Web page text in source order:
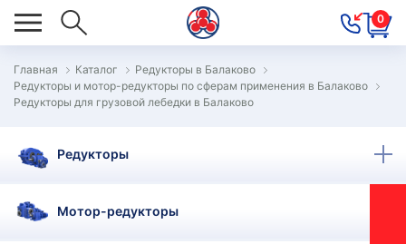
0
Главная Каталог
Редукторы в Балаково
Редукторы и мотор-редукторы по сферам применения в Балаково
Редукторы для грузовой лебедки в Балаково
Редукторы
Мотор-редукторы